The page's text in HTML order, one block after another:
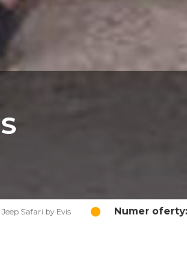
Safari by Evis Numer oferty: